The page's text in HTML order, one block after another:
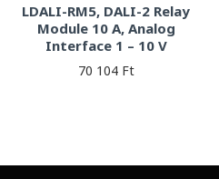
LDALI-RM5, DALI-2 Relay
Module 10 A, Analog
Interface 1 – 10 V
70 104 Ft